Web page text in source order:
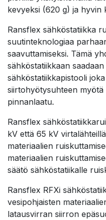
kevyeksi (620 g) ja hyvin
Ransflex sähköstatiikka
suutinteknologiaa
saavuttamiseksi. Tämä
sähköstatiikkaan
sähköstatiikkapistooli
siirtohyötysuhteen
pinnanlaatu.
Ransflex
kV että 65 kV
materiaalien
materiaalien
säätö sähköstatiikalle
Ransflex RFXi
vesipohjaisten
latausvirran siirron